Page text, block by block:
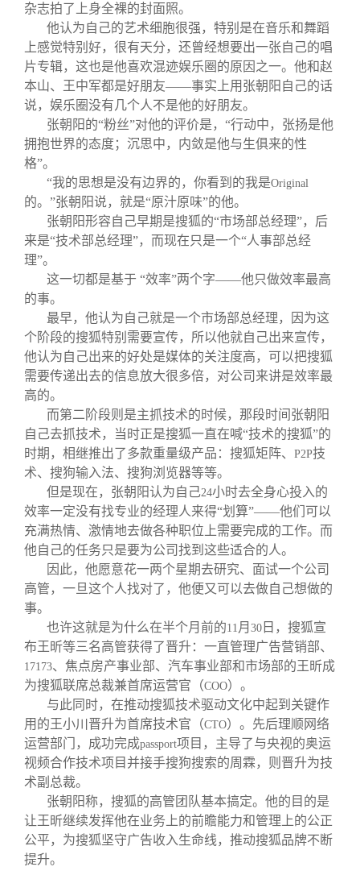
杂志拍了上身全裸的封面照。
他认为自己的艺术细胞很强，特别是在音乐和舞蹈
上感觉特别好，很有天分，还曾经想要出一张自己的唱
片专辑，这也是他喜欢混迹娱乐圈的原因之一。他和赵
本山、王中军都是好朋友——事实上用张朝阳自己的话
说，娱乐圈没有几个人不是他的好朋友。
张朝阳的“粉丝”对他的评价是，“行动中，张扬是他
拥抱世界的态度；沉思中，内敛是他与生俱来的性
格”。
“我的思想是没有边界的，你看到的我是Original
的。”张朝阳说，就是“原汁原味”的他。
张朝阳形容自己早期是搜狐的“市场部总经理”，后
来是“技术部总经理”，而现在只是一个“人事部总经
理”。
这一切都是基于 “效率”两个字——他只做效率最高
的事。
最早，他认为自己就是一个市场部总经理，因为这
个阶段的搜狐特别需要宣传，所以他就自己出来宣传，
他认为自己出来的好处是媒体的关注度高，可以把搜狐
需要传递出去的信息放大很多倍，对公司来讲是效率最
高的。
而第二阶段则是主抓技术的时候，那段时间张朝阳
自己去抓技术，当时正是搜狐一直在喊“技术的搜狐”的
时期，相继推出了多款重量级产品：搜狐矩阵、 P2P技
术、搜狗输入法、搜狗浏览器等等。
但是现在，张朝阳认为自己24小时去全身心投入的
效率一定没有找专业的经理人来得“划算”——他们可以
充满热情、激情地去做各种职位上需要完成的工作。而
他自己的任务只是要为公司找到这些适合的人。
因此，他愿意花一两个星期去研究、面试一个公司
高管，一旦这个人找对了，他便又可以去做自己想做的
事。
也许这就是为什么在半个月前的11 月 30 日，搜狐宣
布王昕等三名高管获得了晋升：一直管理广告营销部、
17173、焦点房产事业部、汽车事业部和市场部的王昕成
为搜狐联席总裁兼首席运营官（COO）。
与此同时，在推动搜狐技术驱动文化中起到关键作
用的王小川晋升为首席技术官（CTO）。先后理顺网络
运营部门，成功完成passport项目，主导了与央视的奥运
视频合作技术项目并接手搜狗搜索的周霖，则晋升为技
术副总裁。
张朝阳称，搜狐的高管团队基本搞定。他的目的是
让王昕继续发挥他在业务上的前瞻能力和管理上的公正
公平，为搜狐坚守广告收入生命线，推动搜狐品牌不断
提升。